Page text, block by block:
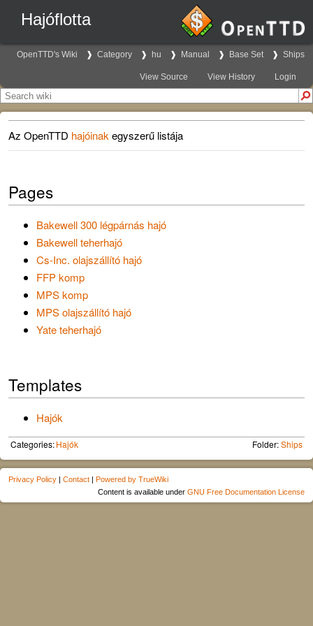
Hajóflotta
OpenTTD's Wiki Category hu Manual Base Set Ships
View Source View History Login
Az OpenTTD hajóinak egyszerű listája
Pages
Bakewell 300 légpárnás hajó
Bakewell teherhajó
Cs-Inc. olajszállító hajó
FFP komp
MPS komp
MPS olajszállító hajó
Yate teherhajó
Templates
Hajók
Categories:Hajók Folder:Ships
Privacy Policy | Contact | Powered by TrueWiki
Content is available under GNU Free Documentation License